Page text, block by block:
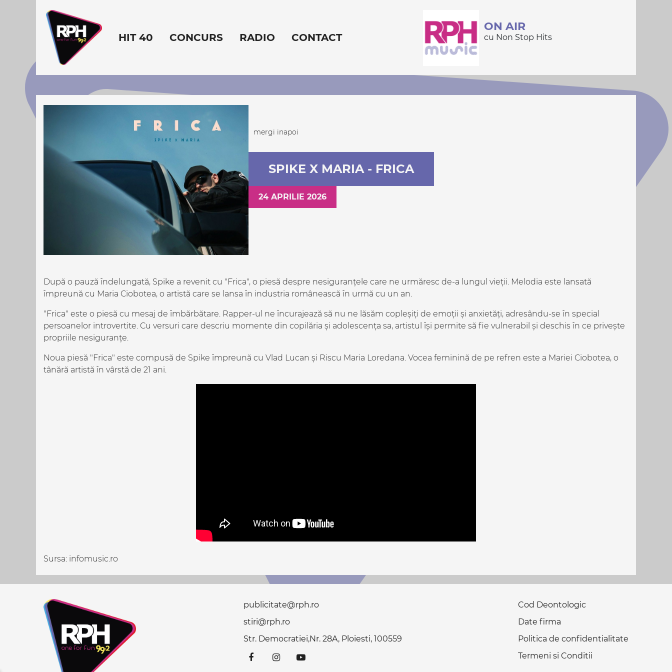
HIT 40 CONCURS RADIO CONTACT
ON AIR
cu Non Stop Hits
mergi inapoi
SPIKE X MARIA - FRICA
24 APRILIE 2026
După o pauză îndelungată, Spike a revenit cu "Frica", o piesă despre nesiguranțele care ne urmăresc de-a lungul vieții. Melodia este lansată
împreună cu Maria Ciobotea, o artistă care se lansa în industria românească în urmă cu un an.
"Frica" este o piesă cu mesaj de îmbărbătare. Rapper-ul ne încurajează să nu ne lăsăm copleșiți de emoții și anxietăți, adresându-se în special
persoanelor introvertite. Cu versuri care descriu momente din copilăria și adolescența sa, artistul își permite să fie vulnerabil și deschis în ce privește
propriile nesiguranțe.
Noua piesă "Frica" este compusă de Spike împreună cu Vlad Lucan și Riscu Maria Loredana. Vocea feminină de pe refren este a Mariei Ciobotea, o
tânără artistă în vârstă de 21 ani.
Sursa: infomusic.ro
publicitate@rph.ro
stiri@rph.ro
Str. Democratiei,Nr. 28A, Ploiesti, 100559
FacebookInstagramYoutube
Cod Deontologic
Date firma
Politica de confidentialitate
Termeni si Conditii